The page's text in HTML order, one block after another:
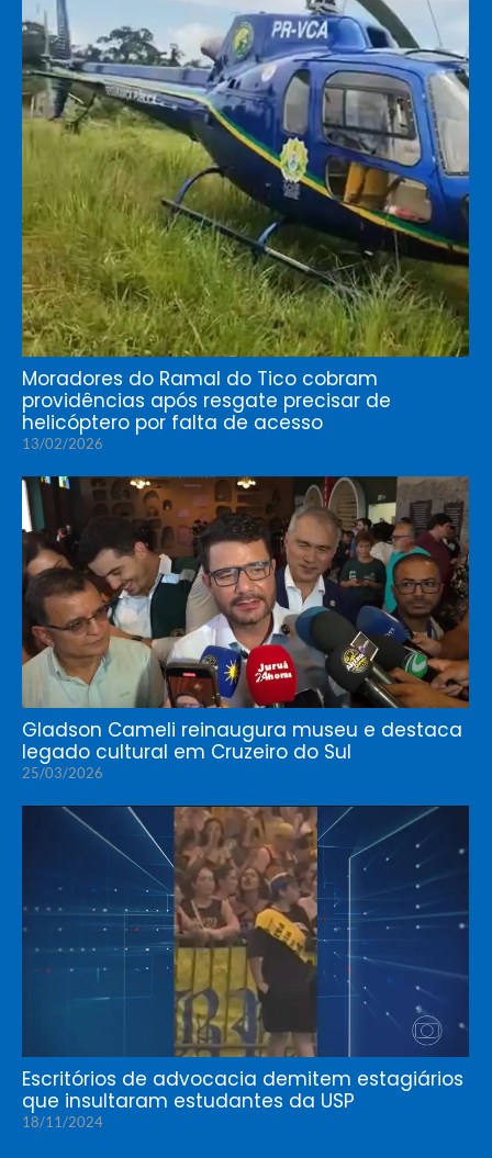
Moradores do Ramal do Tico cobram
providências após resgate precisar de
helicóptero por falta de acesso
13/02/2026
Gladson Cameli reinaugura museu e destaca
legado cultural em Cruzeiro do Sul
25/03/2026
Escritórios de advocacia demitem estagiários
que insultaram estudantes da USP
18/11/2024